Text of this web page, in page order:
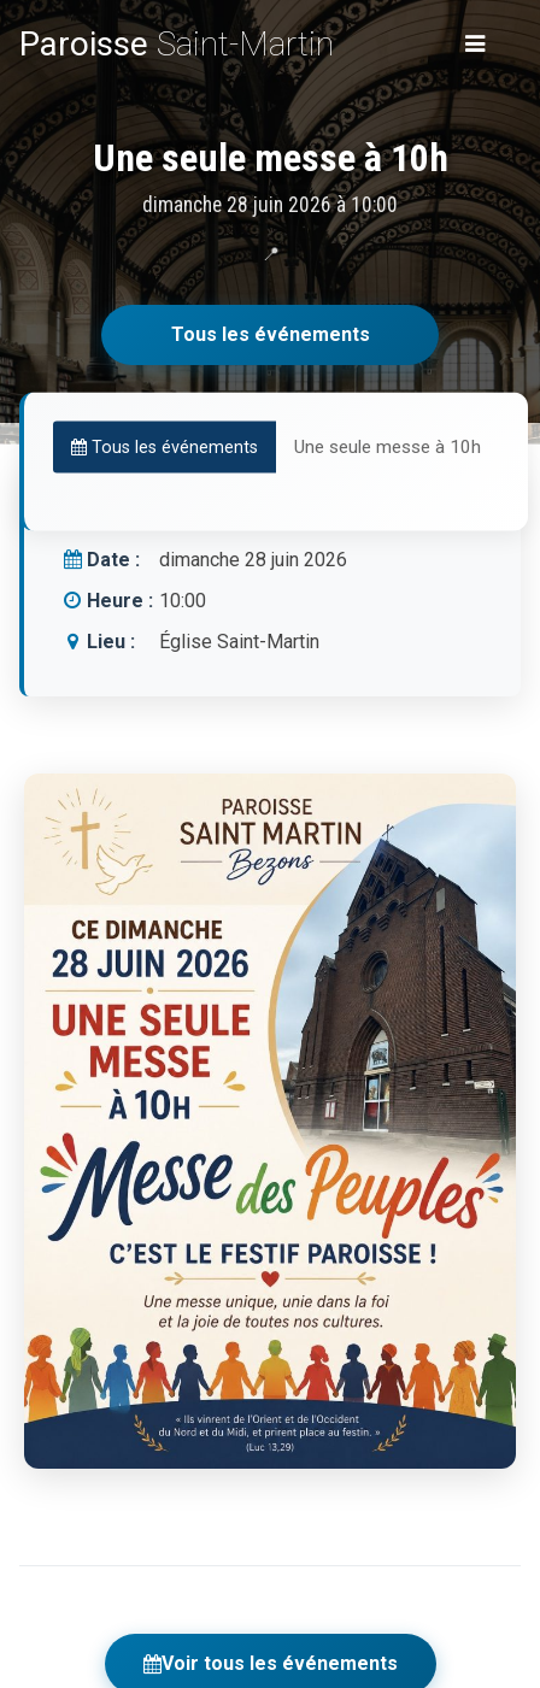
ParoisseSaint-Martin
Une seule messe à 10h
dimanche 28 juin 2026 à 10:00
📍
Tous les événements
Tous les événements Une seule messe à 10h
Date :
dimanche 28 juin 2026
Heure : 10:00
Lieu :
Église Saint-Martin
Voir tous les événements